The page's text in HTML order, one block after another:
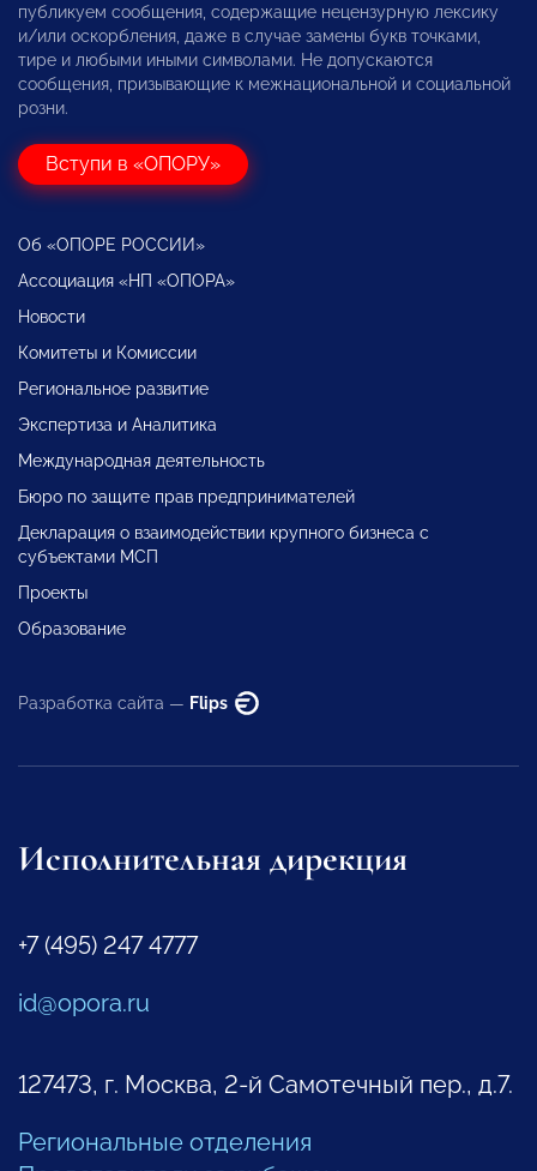
публикуем сообщения, содержащие нецензурную лексику
и/или оскорбления, даже в случае замены букв точками,
тире и любыми иными символами. Не допускаются
сообщения, призывающие к межнациональной и социальной
розни.
Вступи в «ОПОРУ»
Об «ОПОРЕ РОССИИ»
Ассоциация «НП «ОПОРА»
Новости
Комитеты и Комиссии
Региональное развитие
Экспертиза и Аналитика
Международная деятельность
Бюро по защите прав предпринимателей
Декларация о взаимодействии крупного бизнеса с
субъектами МСП
Проекты
Образование
Разработка сайта — Flips
Исполнительная дирекция
+7 (495) 247 4777
id@opora.ru
127473, г. Москва, 2-й Самотечный пер., д.7.
Региональные отделения